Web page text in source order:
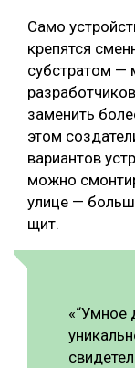
Само
крепятся
субстратом —
заменить
этом
вариантов
можно
улице —
щит.
«“Умное